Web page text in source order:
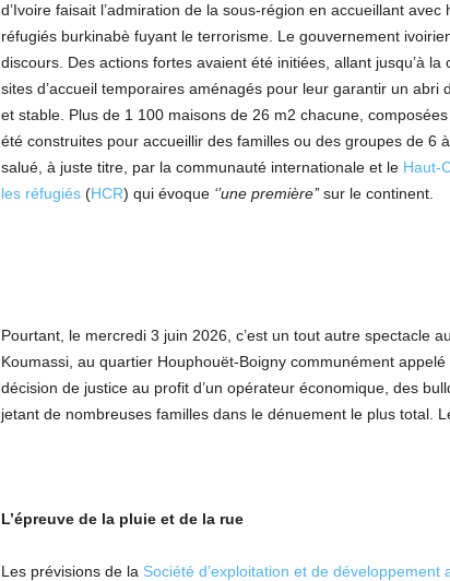
d’Ivoire faisait l’admiration de la sous-région en accueillant
réfugiés burkinabè fuyant le terrorisme. Le gouvernement
discours. Des actions fortes avaient été initiées, allant jusqu’à
sites d’accueil temporaires aménagés pour leur garantir un abri
et stable. Plus de 1 100 maisons de 26 m2 chacune, composées
été construites pour accueillir des familles ou des groupes de 6
salué, à juste titre, par la communauté internationale et le Haut-
les réfugiés(HCR) qui évoque ‘’une première’’sur le continent.
Pourtant, le mercredi 3 juin 2026, c’est un tout autre spectacle
Koumassi, au quartier Houphouët-Boigny communément appelé
décision de justice au profit d’un opérateur économique, des
jetant de nombreuses familles dans le dénuement le plus total.
L’épreuve de la pluie et de la rue
Les prévisions de la Société d’exploitation et de